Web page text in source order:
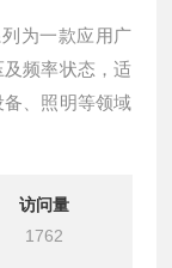
为一款应用广
频率状态，适
、照明等领域
访问量
1762